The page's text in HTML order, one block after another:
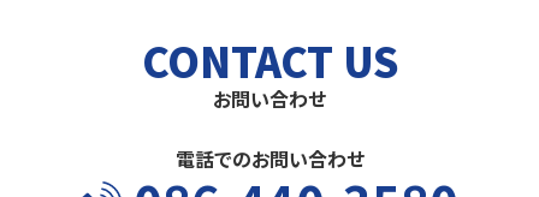
CONTACT US
お問い合わせ
電話でのお問い合わせ